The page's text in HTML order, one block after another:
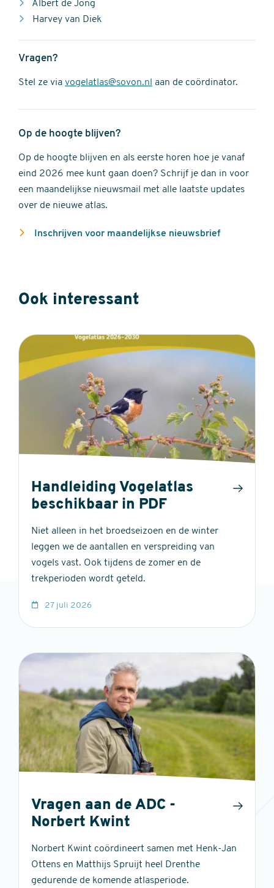
Albert de Jong
Harvey van Diek
Vragen?
Stel ze via vogelatlas@sovon.nl aan de coördinator.
Op de hoogte blijven?
Op de hoogte blijven en als eerste horen hoe je vanaf
eind 2026 mee kunt gaan doen? Schrijf je dan in voor
een maandelijkse nieuwsmail met alle laatste updates
over de nieuwe atlas.
Inschrijven voor maandelijkse nieuwsbrief
Ook interessant
Handleiding Vogelatlas
beschikbaar in PDF
Niet alleen in het broedseizoen en de winter
leggen we de aantallen en verspreiding van
vogels vast. Ook tijdens de zomer en de
trekperioden wordt geteld.
27 juli 2026
Vragen aan de ADC -
Norbert Kwint
Norbert Kwint coördineert samen met Henk-Jan
Ottens en Matthijs Spruijt heel Drenthe
gedurende de komende atlasperiode.